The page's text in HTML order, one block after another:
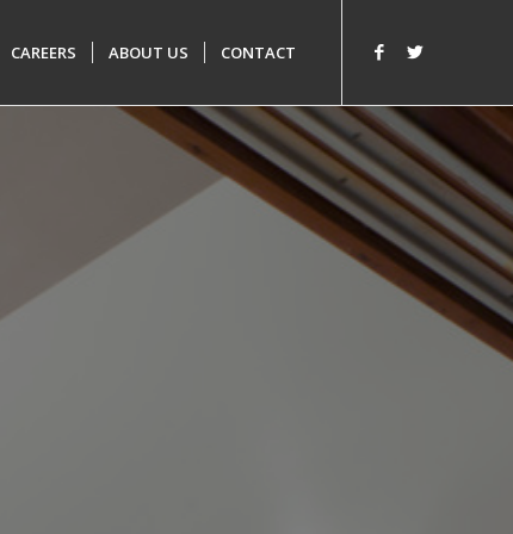
CAREERS ABOUT US CONTACT